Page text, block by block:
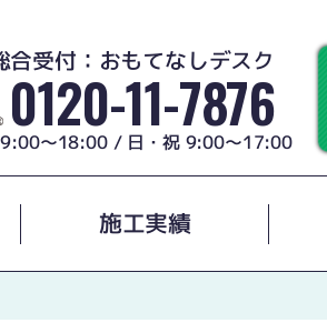
合受付：おもてなしデスク
0120-11-7876
9:00～18:00 / 日・祝 9:00～17:00
施工実績